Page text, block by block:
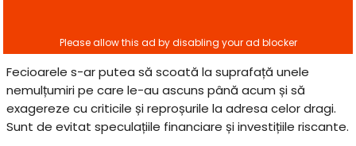
Fecioarele s-ar putea să scoată la suprafață unele
nemulțumiri pe care le-au ascuns până acum și să
exagereze cu criticile și reproșurile la adresa celor dragi.
Sunt de evitat speculațiile financiare și investițiile riscante.